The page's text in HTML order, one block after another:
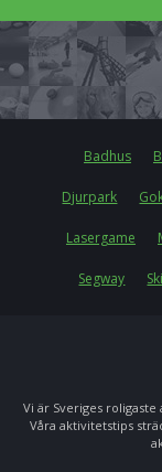
Badhus
Djurpark
Lasergame
Segway
Vi är Sveriges
Våra aktivitetstips